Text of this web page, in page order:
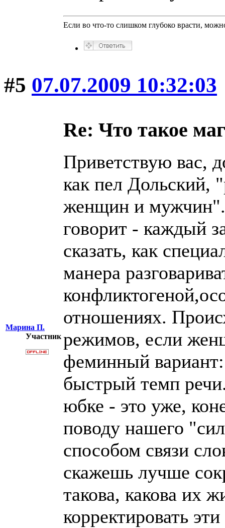
Если во что-то слишком глубоко врасти,
#5 07.07.2009 10:32:03
Марина П.
Участник
Re: Что такое
Приветствую вас,
как пел Дольский,
женщин и мужчин".
говорит - каждый
сказать, как
манера
отношениях.
режимов, если
феминный
быстрый темп
юбке - это уже,
поводу нашего
способом связи
скажешь лучше
такова, какова их
корректировать